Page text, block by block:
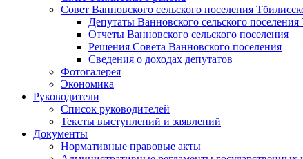
Совет Ванновского сельского поселения
Депутаты Ванновского сельского
Отчеты Ванновского сельского поселения
Решения Совета Ванновского поселения
Сведения о доходах депутатов
Фотогалерея
Экономика
Руководители
Список руководителей
Тексты выступлений и заявлений
Документы
Нормативные правовые акты